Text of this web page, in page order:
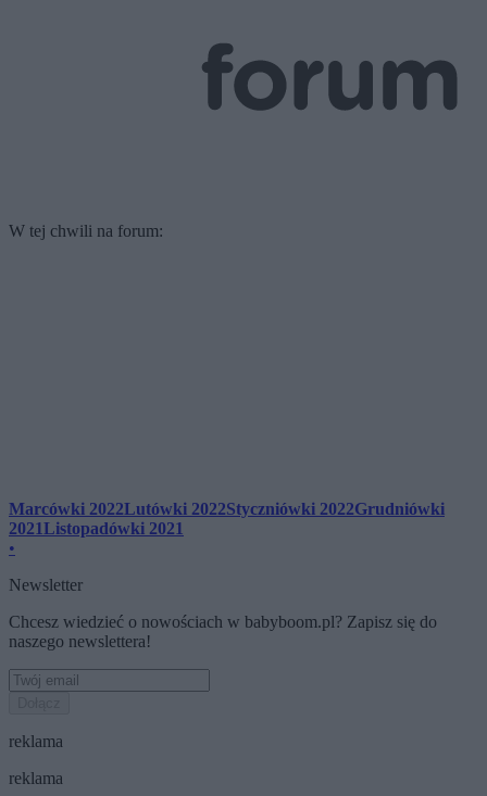
W tej chwili na forum:
Marcówki 2022Lutówki 2022Styczniówki 2022Grudniówki
2021Listopadówki 2021
•
Newsletter
Chcesz wiedzieć o nowościach w babyboom.pl? Zapisz się do
naszego newslettera!
reklama
reklama